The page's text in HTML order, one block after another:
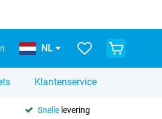
NL
Klantenservice
Snellelevering